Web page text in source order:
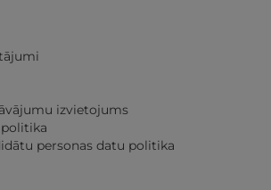
izvietojums
personas datu politika